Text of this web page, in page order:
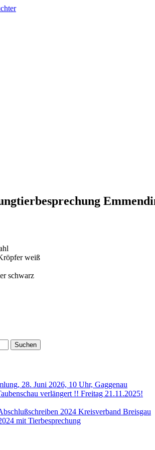
weiß
schwarz
28. Juni 2026, 10 Uhr, Gaggenau
verlängert !! Freitag 21.11.2025!
2024 Kreisverband Breisgau
mit Tierbesprechung